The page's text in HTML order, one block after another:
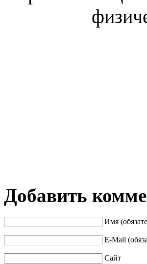
Добавить
Имя
E-Mail
Сайт